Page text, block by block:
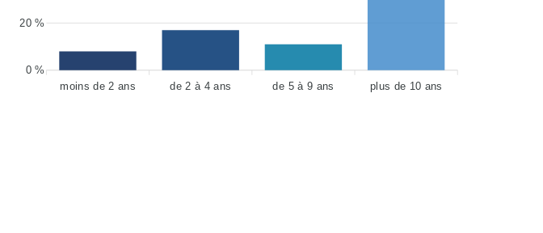
20 %
0 %
moins de 2 ans
de 2 à 4 ans de 5 à 9 ans plus de 10 ans